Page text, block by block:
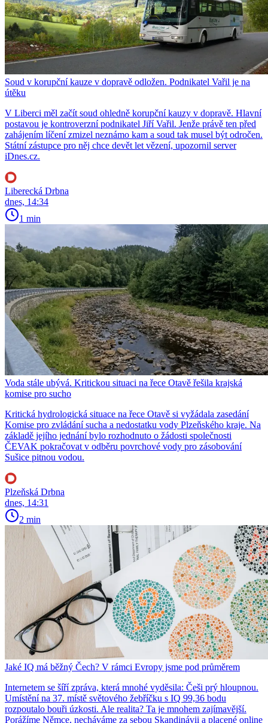
Soud v korupční kauze v dopravě odložen. Podnikatel Vařil je na
útěku
V Liberci měl začít soud ohledně korupční kauzy v dopravě. Hlavní
postavou je kontroverzní podnikatel Jiří Vařil. Jenže právě ten před
zahájením líčení zmizel neznámo kam a soud tak musel být odročen.
Státní zástupce pro něj chce devět let vězení, upozornil server
iDnes.cz.
Liberecká Drbna
dnes, 14:34
1 min
Voda stále ubývá. Kritickou situaci na řece Otavě řešila krajská
komise pro sucho
Kritická hydrologická situace na řece Otavě si vyžádala zasedání
Komise pro zvládání sucha a nedostatku vody Plzeňského kraje. Na
základě jejího jednání bylo rozhodnuto o žádosti společnosti
ČEVAK pokračovat v odběru povrchové vody pro zásobování
Sušice pitnou vodou.
Plzeňská Drbna
dnes, 14:31
2 min
Jaké IQ má běžný Čech? V rámci Evropy jsme pod průměrem
Internetem se šíří zpráva, která mnohé vyděsila: Češi prý hloupnou.
Umístění na 37. místě světového žebříčku s IQ 99,36 bodu
rozpoutalo bouři úzkosti. Ale realita? Ta je mnohem zajímavější.
Porážíme Němce, necháváme za sebou Skandinávii a placené online